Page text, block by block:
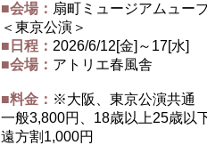
■会場： 扇町ミュージアムュー
＜東京公演＞
■日程： 2026/6/12[金]～17[水]
■会場： アトリエ春風舎
■料金： ※大阪、東京公演共通
一般3,800円、18歳以上25歳以
遠方割1,000円